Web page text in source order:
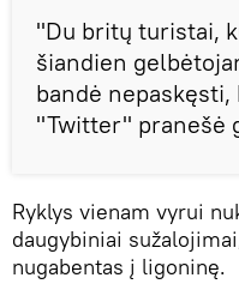
"Du britų turistai,
šiandien
bandė
"Twitter" pranešė
Ryklys vienam vyrui
daugybiniai
nugabentas į ligoninę.